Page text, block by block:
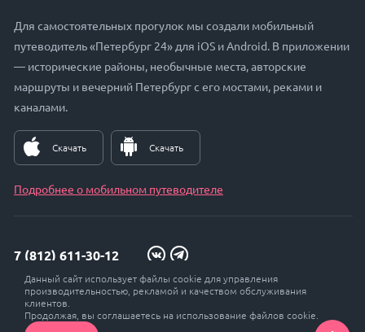
Для самостоятельных прогулок мы создали мобильный
путеводитель «Петербург 24» для iOS и Android. В приложении
— исторические районы, необычные места, авторские
маршруты и вечерний Петербург с его мостами, реками и
каналами.
Скачать Скачать
Подробнее о мобильном путеводителе
7 (812) 611-30-12
zakaz@petersburg24.ru
Данный сайт использует файлы cookie для управления
производительностью, рекламой и качеством обслуживания
клиентов.
Продолжая, вы соглашаетесь на использование файлов cookie.